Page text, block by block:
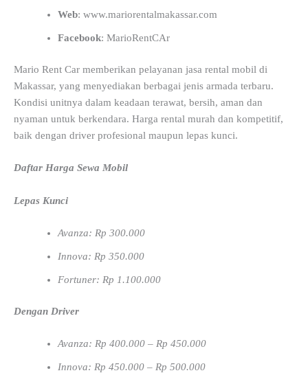
Web: www.mariorentalmakassar.com
Facebook: MarioRentCAr
Mario Rent Car memberikan pelayanan jasa rental mobil di
Makassar, yang menyediakan berbagai jenis armada terbaru.
Kondisi unitnya dalam keadaan terawat, bersih, aman dan
nyaman untuk berkendara. Harga rental murah dan kompetitif,
baik dengan driver profesional maupun lepas kunci.
Daftar Harga Sewa Mobil
Lepas Kunci
Avanza: Rp 300.000
Innova: Rp 350.000
Fortuner: Rp 1.100.000
Dengan Driver
Avanza: Rp 400.000 – Rp 450.000
Innova: Rp 450.000 – Rp 500.000